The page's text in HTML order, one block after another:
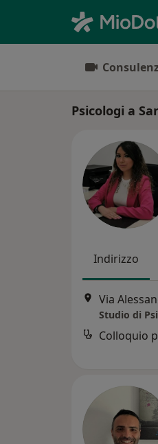
Psicologi a
Indirizzo
Studio di
Colloquio